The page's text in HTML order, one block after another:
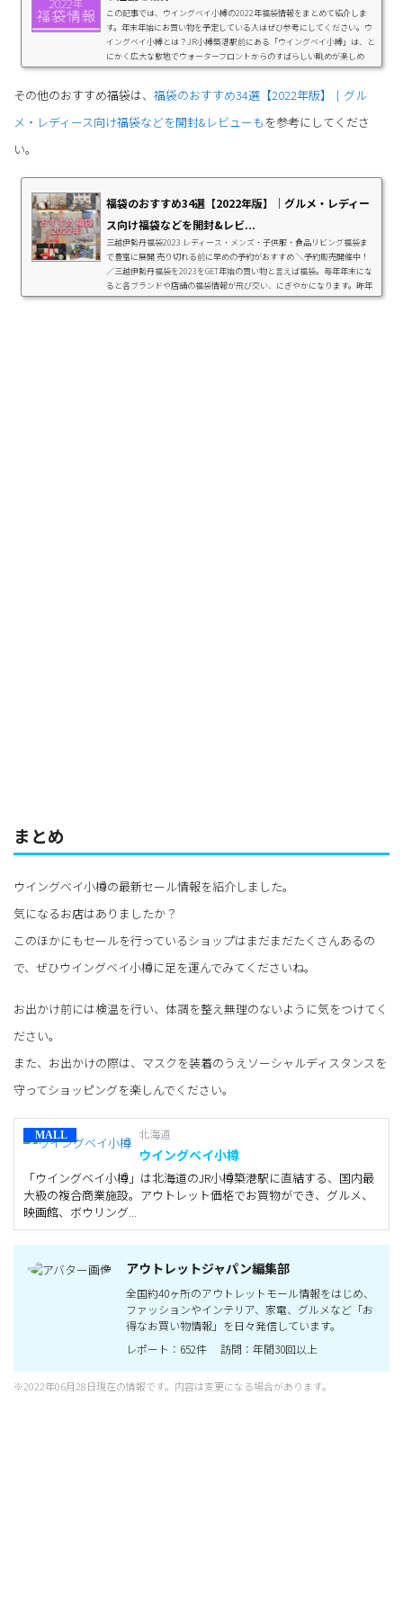
この記事では、ウイングベイ小樽の2022年福袋情報をまとめて紹介しま
す。年末年始にお買い物を予定している人はぜひ参考にしてください。ウ
イングベイ小樽とは？JR小樽築港駅前にある「ウイングベイ小樽」は、と
にかく広大な敷地でウォーターフロントからのすばらしい眺めが楽しめ
る、巨大アウトレットモールです。アウトレットショップのほか、グルメ
め、地元の方々に人気の施設ですが、観光で訪れる方にもおすすめなスポ
その他のおすすめ福袋は、 福袋のおすすめ34選【2022年版】｜グル
メ・レディース向け福袋などを開封&レビューも を参考にしてくださ
い。
福袋のおすすめ34選【2022年版】｜グルメ・レディー
ス向け福袋などを開封&レビ...
三越伊勢丹福袋2023 レディース・メンズ・子供服・食品リビング福袋ま
で豊富に展開 売り切れる前に早めの予約がおすすめ ＼予約販売開催中！
／三越伊勢丹福袋を2023をGET年始の買い物と言えば福袋。毎年年末にな
ると各ブランドや店舗の福袋情報が飛び交い、にぎやかになります。昨年
の福袋は感染防止策として混雑回避するためほとんどが『事前予約制』で
まとめ
ウイングベイ小樽の最新セール情報を紹介しました。
気になるお店はありましたか？
このほかにもセールを行っているショップはまだまだたくさんあるの
で、ぜひウイングベイ小樽に足を運んでみてくださいね。
お出かけ前には検温を行い、体調を整え無理のないように気をつけてく
ださい。
また、お出かけの際は、マスクを装着のうえソーシャルディスタンスを
守ってショッピングを楽しんでください。
北海道
ウイングベイ小樽
「ウイングベイ小樽」は北海道のJR小樽築港駅に直結する、国内最
大級の複合商業施設。アウトレット価格でお買物ができ、グルメ、
映画館、ボウリング...
アウトレットジャパン編集部
全国約40ヶ所のアウトレットモール情報をはじめ、
ファッションやインテリア、家電、グルメなど「お
得なお買い物情報」を日々発信しています。
レポート：652件 訪問：年間30回以上
※2022年06月28日現在の情報です。内容は変更になる場合があります。